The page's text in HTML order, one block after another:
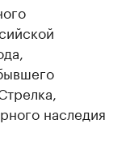
наследия